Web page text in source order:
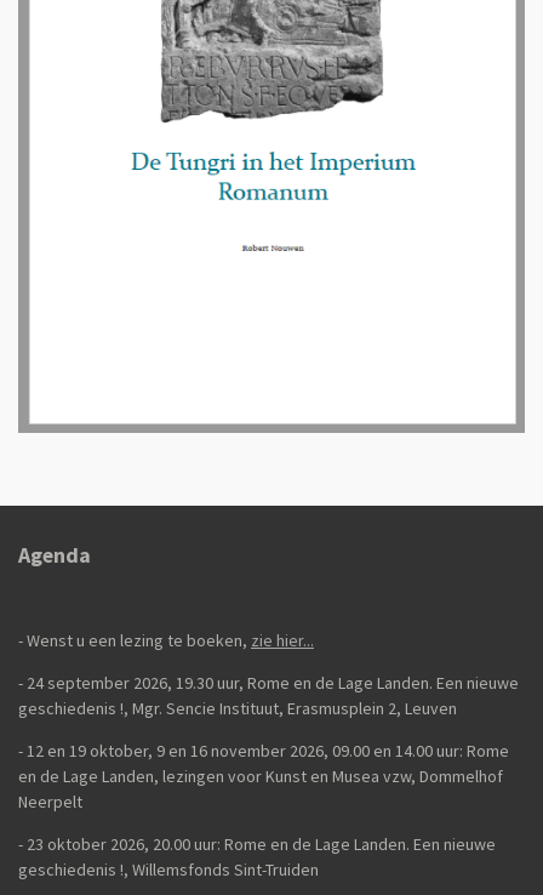
Agenda
- Wenst u een lezing te boeken, zie hier...
- 24 september 2026, 19.30 uur, Rome en de Lage Landen. Een nieuwe
geschiedenis !, Mgr. Sencie Instituut, Erasmusplein 2, Leuven
-12 en 19 oktober, 9 en 16 november 2026, 09.00 en 14.00 uur: Rome
en de Lage Landen, lezingen voor Kunst en Musea vzw, Dommelhof
Neerpelt
- 23 oktober 2026, 20.00 uur: Rome en de Lage Landen. Een nieuwe
geschiedenis !, Willemsfonds Sint-Truiden